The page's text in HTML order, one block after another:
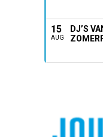
15
AUG
DJ’S